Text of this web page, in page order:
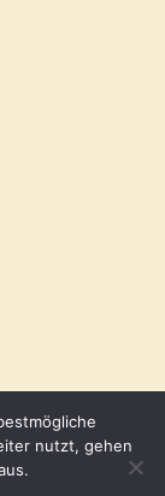
nutzt, gehen